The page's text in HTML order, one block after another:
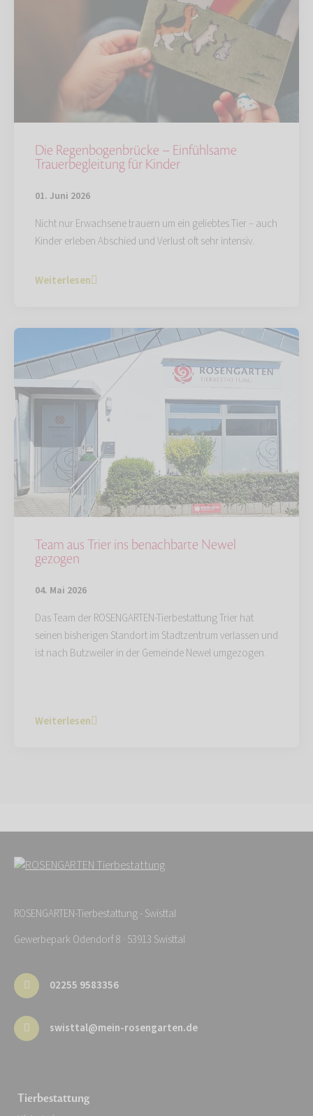
Die Regenbogenbrücke – Einfühlsame
Trauerbegleitung für Kinder
01. Juni 2026
Nicht nur Erwachsene trauern um ein geliebtes Tier – auch
Kinder erleben Abschied und Verlust oft sehr intensiv.
Weiterlesen
Team aus Trier ins benachbarte Newel
gezogen
04. Mai 2026
Das Team der ROSENGARTEN-Tierbestattung Trier hat
seinen bisherigen Standort im Stadtzentrum verlassen und
ist nach Butzweiler in der Gemeinde Newel umgezogen.
Weiterlesen
ROSENGARTEN-Tierbestattung - Swisttal
Gewerbepark Odendorf 8 · 53913 Swisttal
02255 9583356
swisttal@mein-rosengarten.de
Tierbestattung